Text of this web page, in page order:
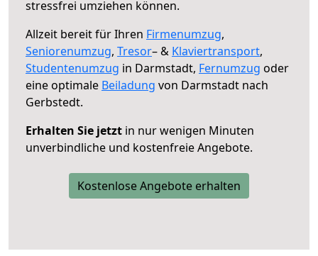
stressfrei umziehen können.
Allzeit bereit für Ihren Firmenumzug,
Seniorenumzug, Tresor– & Klaviertransport,
Studentenumzug in Darmstadt, Fernumzug oder
eine optimale Beiladung von Darmstadt nach
Gerbstedt.
Erhalten Sie jetzt in nur wenigen Minuten
unverbindliche und kostenfreie Angebote.
Kostenlose Angebote erhalten